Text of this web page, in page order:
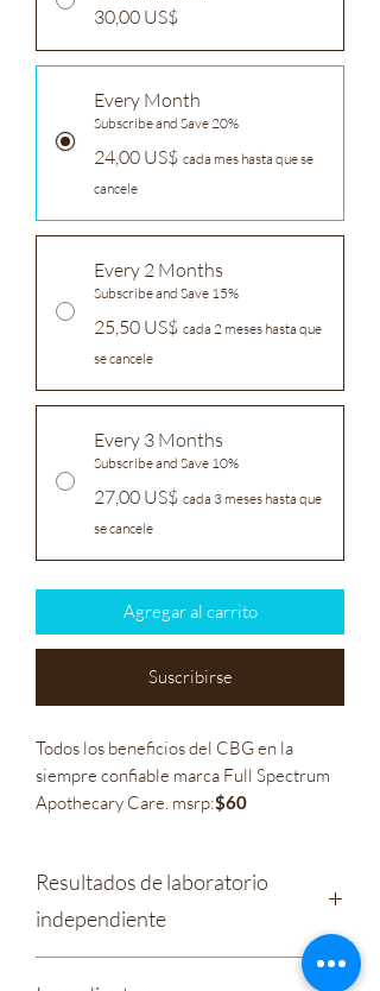
30,00 US$
Every Month
Subscribe and Save 20%
24,00 US$ cada mes hasta que se
cancele
Every 2 Months
Subscribe and Save 15%
25,50 US$ cada 2 meses hasta que
se cancele
Every 3 Months
Subscribe and Save 10%
27,00 US$ cada 3 meses hasta que
se cancele
Agregar al carrito
Suscribirse
Todos los beneficios del CBG en la
siempre confiable marca Full Spectrum
Apothecary Care. msrp:$60
Resultados de laboratorio
independiente
Cuidado de boticario: Liquid Sunshine